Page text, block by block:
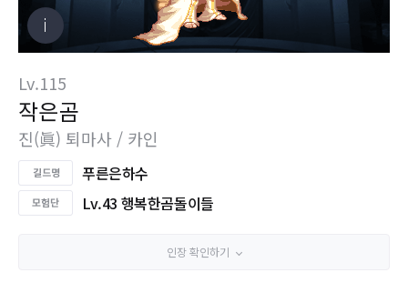
Lv.115
작은곰
진(眞) 퇴마사 / 카인
푸른은하수
Lv.43 행복한곰돌이들
인장 확인하기